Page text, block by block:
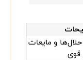
و مایعات
قوی